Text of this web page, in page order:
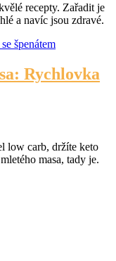
recepty. Zařadit je
a navíc jsou zdravé.
Rychlovka
low carb, držíte keto
masa, tady je.